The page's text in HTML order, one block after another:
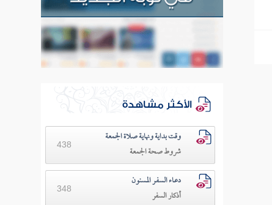
الأكثر مشاهدة
وقت بداية ونهاية صلاة الجمعة
شروط صحة الجمعة
438
دعـاء السفـر المسنون
أذكار السفر
348